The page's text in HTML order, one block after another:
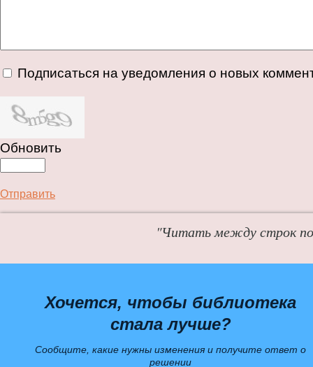
Подписаться на уведомления о новых
Обновить
Отправить
"Читать между строк
Хочется, чтобы библиотека
стала лучше?
Сообщите, какие нужны изменения и получите ответ о
решении